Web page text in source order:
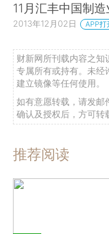
11月汇丰中国制
2013年12月02日 APP打
财新网所刊载内容之知
专属所有或持有。未经
建立镜像等任何使用。
如有意愿转载，请发邮
确认及授权后，方可转
推荐阅读